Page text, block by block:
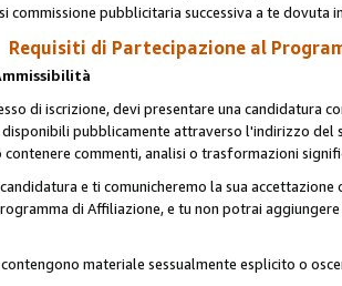
commissione pubblicitaria successiva a te dovuta
Requisiti di Partecipazione al
di iscrizione, devi presentare una candidatura
disponibili pubblicamente attraverso l'indirizzo
commenti, analisi o trasformazioni
e ti comunicheremo la sua
di Affiliazione, e tu non potrai
materiale sessualmente esplicito o